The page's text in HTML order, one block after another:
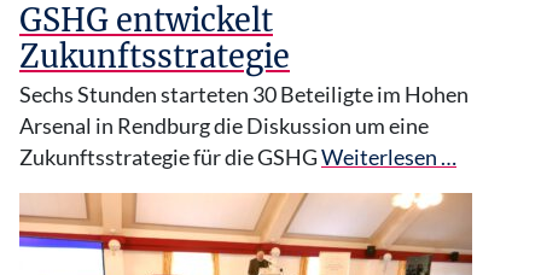
GSHG entwickelt
Zukunftsstrategie
Sechs Stunden starteten 30 Beteiligte im Hohen
Arsenal in Rendburg die Diskussion um eine
Zukunftsstrategie für die GSHGWeiterlesen …